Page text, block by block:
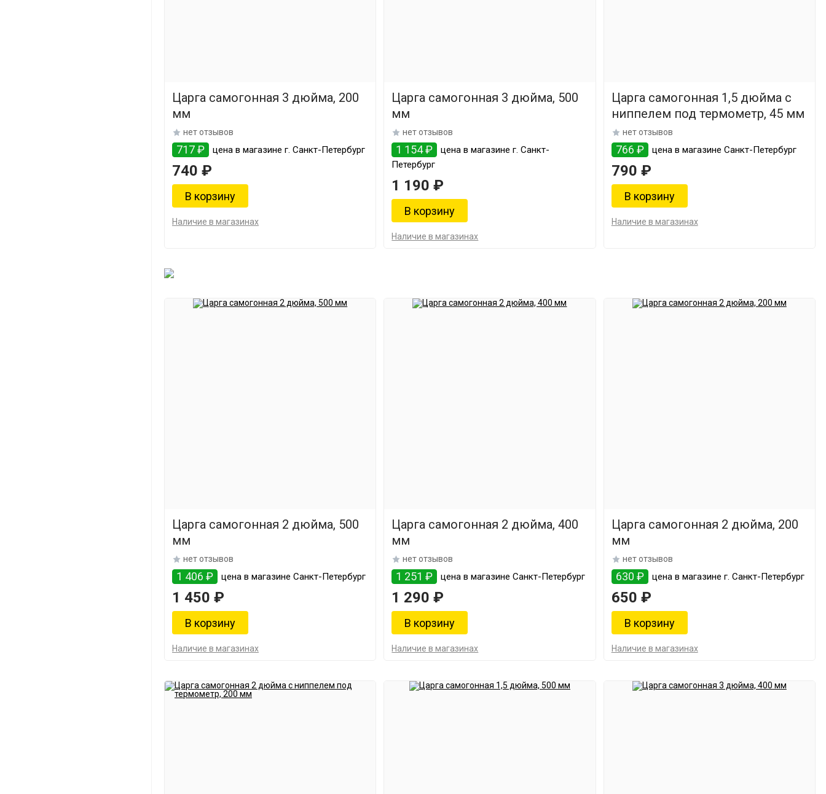
Царга самогонная 3 дюйма, 200
мм
нет отзывов
717 ₽ цена в магазине г. Санкт-Петербург
740 ₽
Наличие в магазинах
Царга самогонная 3 дюйма, 500
мм
нет отзывов
1 154 ₽
цена в магазине г. Санкт-
Петербург
1 190 ₽
Наличие в магазинах
Царга самогонная 1,5 дюйма с
ниппелем под термометр, 45 мм
нет отзывов
766 ₽ цена в магазине Санкт-Петербург
790 ₽
Наличие в магазинах
Царга самогонная 2 дюйма, 500
мм
нет отзывов
1 406 ₽ цена в магазине Санкт-Петербург
1 450 ₽
Наличие в магазинах
Царга самогонная 2 дюйма, 400
мм
нет отзывов
1 251 ₽ цена в магазине Санкт-Петербург
1 290 ₽
Наличие в магазинах
Царга самогонная 2 дюйма, 200
мм
нет отзывов
630 ₽ цена в магазине г. Санкт-Петербург
650 ₽
Наличие в магазинах